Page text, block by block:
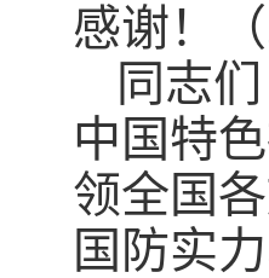
感谢！（
同志
中国特
领全国
国防实